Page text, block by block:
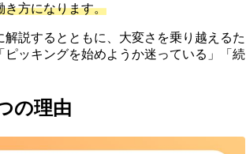
き方になります。
説するとともに、大変さを乗り越えるた
ッキングを始めようか迷っている」「続
の理由